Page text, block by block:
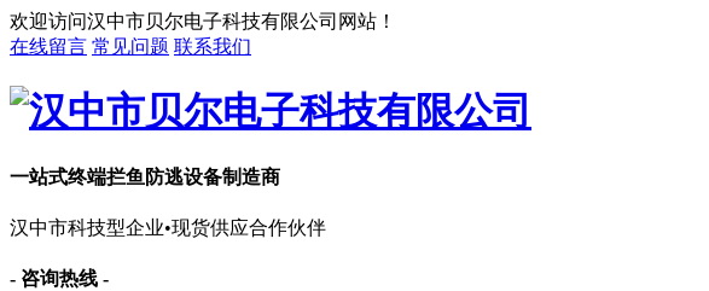
欢迎访问汉中市贝尔电子科技有限公司网站！
在线留言 常见问题 联系我们
一站式终端拦鱼防逃设备制造商
汉中市科技型企业•现货供应合作伙伴
- 咨询热线 -